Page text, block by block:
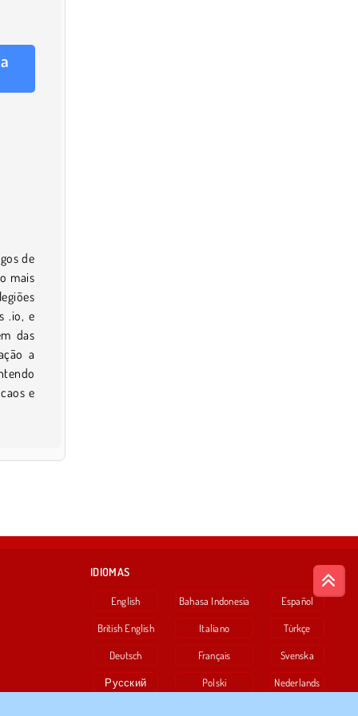
de
mais
.io, e
das
a
e
IDIOMAS
English
British English
Deutsch
Русский
Bahasa Indonesia
Italiano
Français
Polski
Español
Türkçe
Svenska
Nederlands